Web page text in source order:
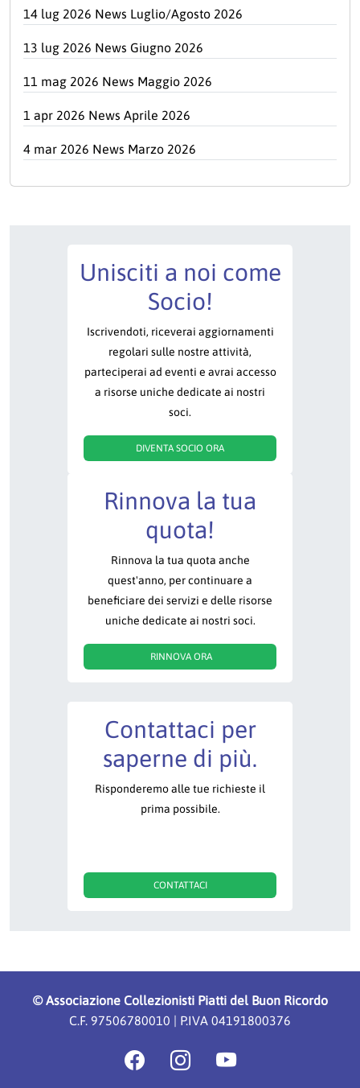
14 lug 2026 News Luglio/Agosto 2026
13 lug 2026 News Giugno 2026
11 mag 2026 News Maggio 2026
1 apr 2026 News Aprile 2026
4 mar 2026 News Marzo 2026
Unisciti a noi come
Socio!
Iscrivendoti, riceverai aggiornamenti
regolari sulle nostre attività,
parteciperai ad eventi e avrai accesso
a risorse uniche dedicate ai nostri
soci.
DIVENTA SOCIO ORA
Rinnova la tua
quota!
Rinnova la tua quota anche
quest'anno, per continuare a
beneficiare dei servizi e delle risorse
uniche dedicate ai nostri soci.
RINNOVA ORA
Contattaci per
saperne di più.
Risponderemo alle tue richieste il
prima possibile.
CONTATTACI
©Associazione Collezionisti Piatti del Buon Ricordo
C.F. 97506780010 | P.IVA 04191800376